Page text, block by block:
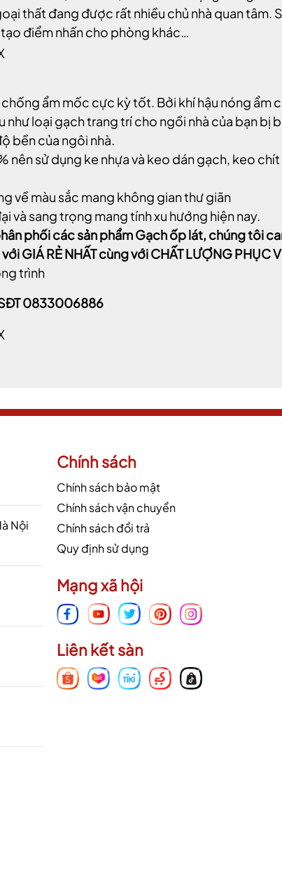
thất đang được rất nhiều chủ nhà quan tâm.
tạo điểm nhấn cho phòng khác…
chống ẩm mốc cực kỳ tốt. Bởi khí hậu nóng ẩm
như loại gạch trang trí cho ngồi nhà của bạn bị
bền của ngôi nhà.
nên sử dụng ke nhựa và keo dán gạch, keo
về màu sắc mang không gian thư giãn
và sang trọng mang tính xu hướng hiện nay.
phối các sản phẩm Gạch ốp lát, chúng tôi
GIÁ RẺ NHẤT cùng với CHẤT LƯỢNG PHỤC
trình
0833006886
Nội
Chính sách
Chính sách bảo mật
Chính sách vận chuyển
Chính sách đổi trả
Quy định sử dụng
Mạng xã hội
Liên kết sàn